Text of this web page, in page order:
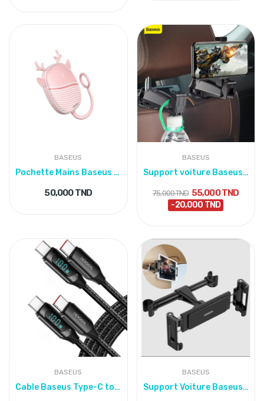
BASEUS
Pochette Mains Baseus Avec Lamp
50,000 TND
BASEUS
Support voiture Baseus Car Mount Holder Bracket...
75,000 TND 55,000 TND
-20,000 TND
BASEUS
Cable Baseus Type-C to Type-C cable - 1 meters...
BASEUS
Support Voiture Baseus Joyride Pro Tablette &...